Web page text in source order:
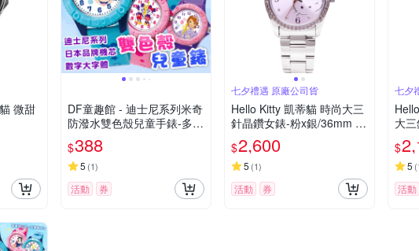
微甜
DF童趣館 - 迪士尼系列米奇
防潑水雙色殼兒童手錶-多款
可選
$388
5 (1)
活動 券
七夕禮遇 原廠公司貨
Hello Kitty 凱蒂貓 時尚大三
針晶鑽女錶-粉x銀/36mm L
K691LWPA-S 七夕寵愛季
送禮推薦
$2,600
5 (1)
活動 券
七夕
大
禮
$
5 (
活動